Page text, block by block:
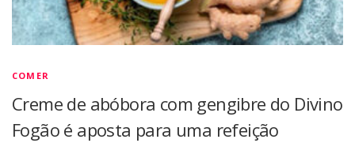
COMER
Creme de abóbora com gengibre do Divino
Fogão é aposta para uma refeição